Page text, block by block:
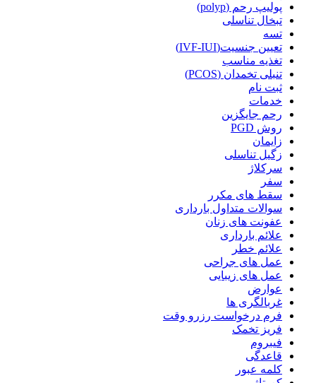
پولیپ رحم (polyp)
تبخال تناسلی
تسه
تعیین جنسیت(IVF-IUI)
تغذیه مناسب
تنبلی تخمدان (PCOS)
ثبت نام
خدمات
رحم جایگزین
روش PGD
زایمان
زگیل تناسلی
سرکلاژ
سفر
سقط های مکرر
سوالات متداول بارداری
عفونت های زنان
علائم بارداری
علائم خطر
عمل های جراحی
عمل های زیبایی
عوارض
غربالگری ها
فرم درخواست رزرو وقت
فریز تخمک
فیبروم
قاعدگی
کلمه عبور